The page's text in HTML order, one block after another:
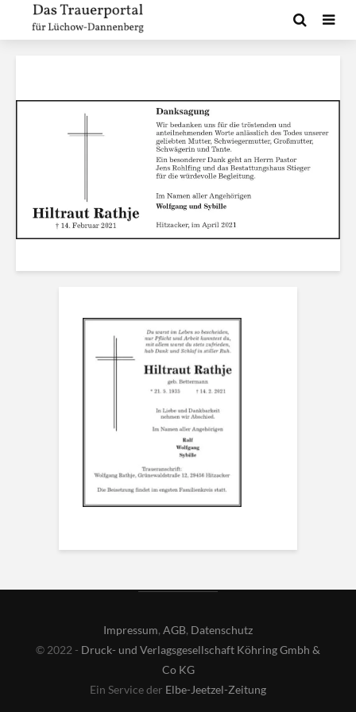
Impressum, AGB, Datenschutz
© 2022 - Druck- und Verlagsgesellschaft Köhring Gmbh &
Co KG
Ein Service der Elbe-Jeetzel-Zeitung